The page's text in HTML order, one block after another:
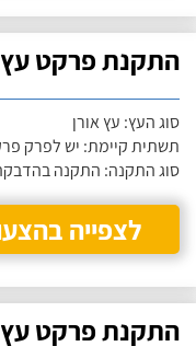
התקנת פרקט
סוג העץ: עץ אורן
תשתית קיימת: יש לפרק
סוג התקנה: התקנה
לצפייה
התקנת פרקט